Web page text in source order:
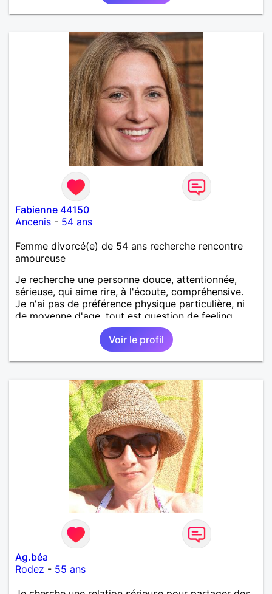
Fabienne 44150
Ancenis - 54 ans
Femme divorcé(e) de 54 ans recherche rencontre
amoureuse
Je recherche une personne douce, attentionnée,
sérieuse, qui aime rire, à l'écoute, compréhensive.
Je n'ai pas de préférence physique particulière, ni
de moyenne d'age, tout est question de feeling.
Voir le profil
Ag.béa
Rodez - 55 ans